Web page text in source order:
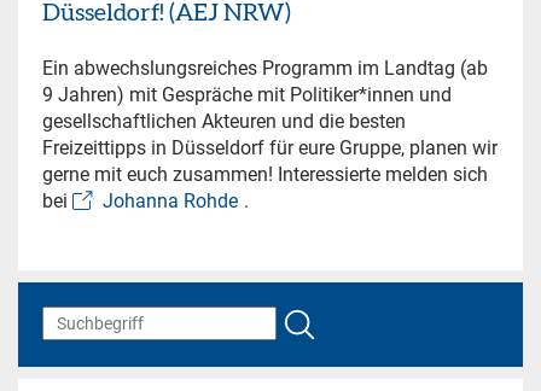
Düsseldorf! (AEJ NRW)
Ein abwechslungsreiches Programm im Landtag (ab
9 Jahren) mit Gespräche mit Politiker*innen und
gesellschaftlichen Akteuren und die besten
Freizeittipps in Düsseldorf für eure Gruppe, planen wir
gerne mit euch zusammen! Interessierte melden sich
bei
Johanna Rohde .